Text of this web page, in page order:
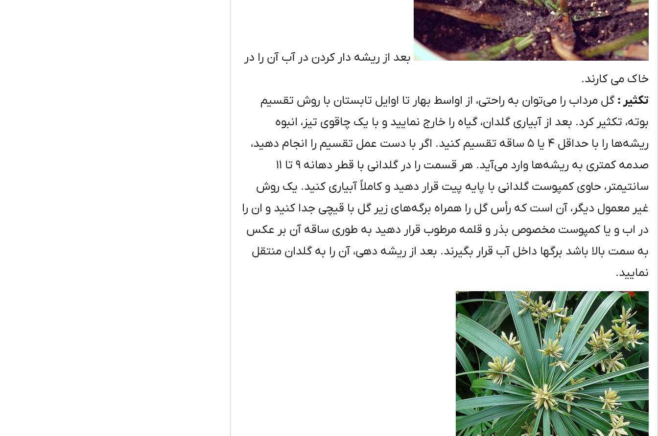
بعد از ریشه دار کردن در آب آن را در
خاک می کارند.
تکثیر : گل مرداب را می‌توان به راحتی، از اواسط بهار تا اوایل تابستان با روش تقسیم
بوته، تکثیر کرد. بعد از آبیاری گلدان، گیاه را خارج نمایید و با یک چاقوی تیز، انبوه
ریشه‌ها را با حداقل ۴ یا ۵ ساقه تقسیم کنید. اگر با دست عمل تقسیم را انجام دهید،
صدمه کمتری به ریشه‌ها وارد می‌آید. هر قسمت را در گلدانی با قطر دهانه ۹ تا ۱۱
سانتیمتر، حاوی کمپوست گلدانی با پایه پیت قرار دهید و کاملاً آبیاری کنید. یک روش
غیر معمول دیگر، آن است که رأس گل را همراه برگه‌های زیر گل با قیچی جدا کنید و ان را
در اب و یا کمپوست مخصوص بذر و قلمه مرطوب قرار دهید به طوری ساقه آن بر عکس
به سمت بالا باشد برگها داخل آب قرار بگیرند. بعد از ریشه دهی، آن را به گلدان منتقل
نمایید.